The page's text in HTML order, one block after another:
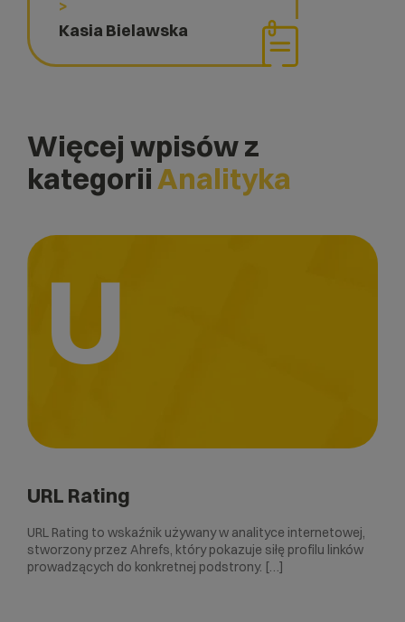
>
Kasia Bielawska
Więcej wpisów z
kategoriiAnalityka
U
URL Rating
URL Rating to wskaźnik używany w analityce internetowej,
stworzony przez Ahrefs, który pokazuje siłę profilu linków
prowadzących do konkretnej podstrony. […]